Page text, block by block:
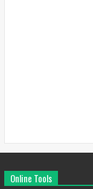
Online Tools